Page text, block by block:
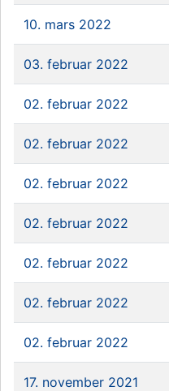
10. mars 2022
03. februar 2022
02. februar 2022
02. februar 2022
02. februar 2022
02. februar 2022
02. februar 2022
02. februar 2022
02. februar 2022
17. november 2021